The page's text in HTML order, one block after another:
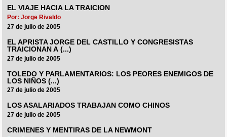
EL VIAJE HACIA LA TRAICION
Por: Jorge Rivaldo
27 de julio de 2005
EL APRISTA JORGE DEL CASTILLO Y CONGRESISTAS
TRAICIONAN A (...)
27 de julio de 2005
TOLEDO Y PARLAMENTARIOS: LOS PEORES ENEMIGOS DE
LOS NIÑOS (...)
27 de julio de 2005
LOS ASALARIADOS TRABAJAN COMO CHINOS
27 de julio de 2005
CRIMENES Y MENTIRAS DE LA NEWMONT